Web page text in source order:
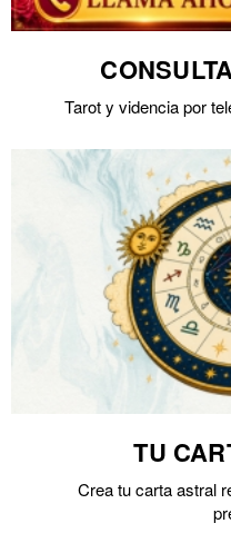
Tarot y videncia por
TU
Crea tu carta astral